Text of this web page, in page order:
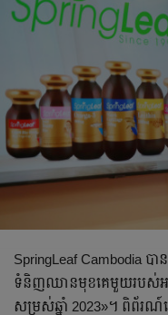
SpringLeaf Cambodia ប
ទំនិញឈានមុខគេមួយរបស់អតិ
សម្រស់ឆ្នាំ 2023»។ ពិព័រ